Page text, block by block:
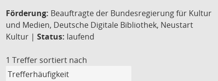
Förderung: Beauftragte der Bundesregierung für Kultur
und Medien, Deutsche Digitale Bibliothek, Neustart
Kultur | Status: laufend
1 Treffer sortiert nach